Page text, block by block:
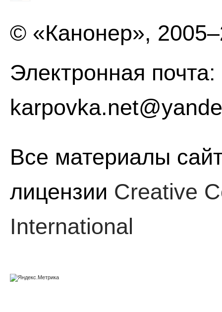
© «Канонер»,
Электронная почта:
Все материалы
лицензии Creative
International